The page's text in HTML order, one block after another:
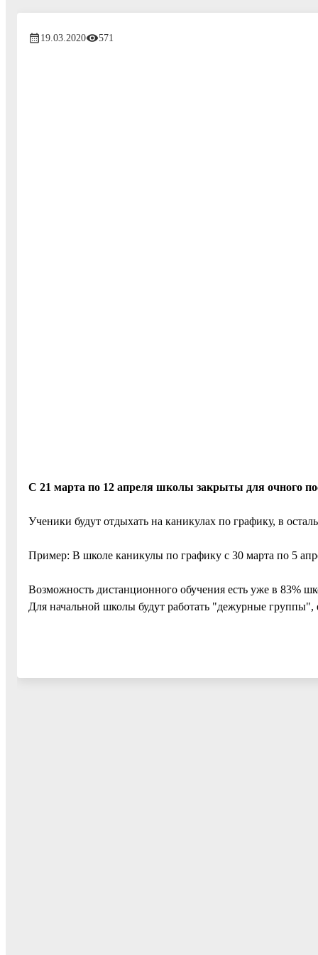
19.03.2020 571
С 21 марта по 12 апреля школы закрыты для очного
Ученики будут отдыхать на каникулах по графику, в
Пример: В школе каникулы по графику с 30 марта по 5
Возможность дистанционного обучения есть уже в 83%
Для начальной школы будут работать "дежурные группы",